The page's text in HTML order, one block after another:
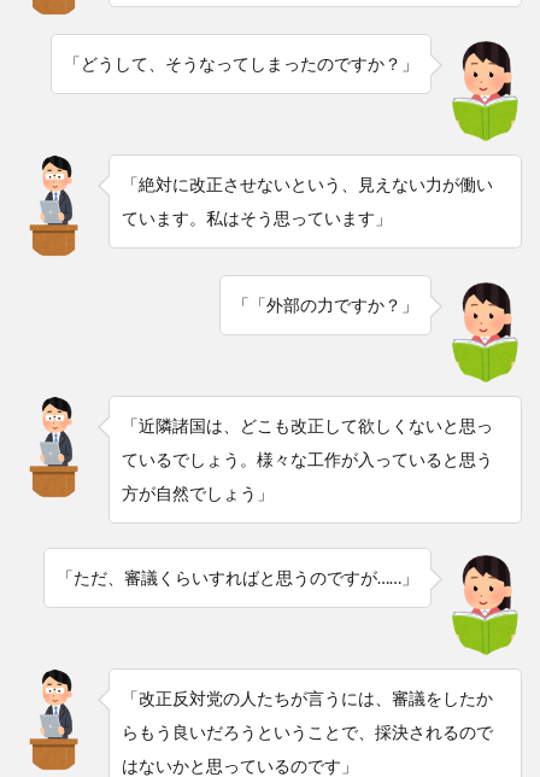
「どうして、そうなってしまったのですか？」
「絶対に改正させないという、見えない力が働い
ています。私はそう思っています」
「「外部の力ですか？」
「近隣諸国は、どこも改正して欲しくないと思っ
ているでしょう。様々な工作が入っていると思う
方が自然でしょう」
「ただ、審議くらいすればと思うのですが……」
「改正反対党の人たちが言うには、審議をしたか
らもう良いだろうということで、採決されるので
はないかと思っているのです」